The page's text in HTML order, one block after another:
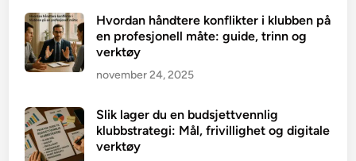
Hvordan håndtere konflikter i klubben på
en profesjonell måte: guide, trinn og
verktøy
november 24, 2025
Slik lager du en budsjettvennlig
klubbstrategi: Mål, frivillighet og digitale
verktøy